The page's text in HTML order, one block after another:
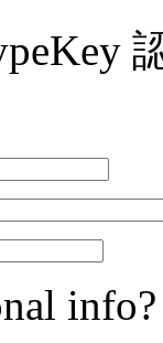
info?